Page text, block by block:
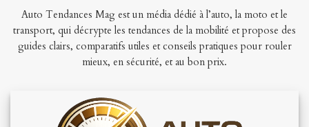
Auto Tendances Mag est un média dédié à l’auto, la moto et le
transport, qui décrypte les tendances de la mobilité et propose des
guides clairs, comparatifs utiles et conseils pratiques pour rouler
mieux, en sécurité, et au bon prix.